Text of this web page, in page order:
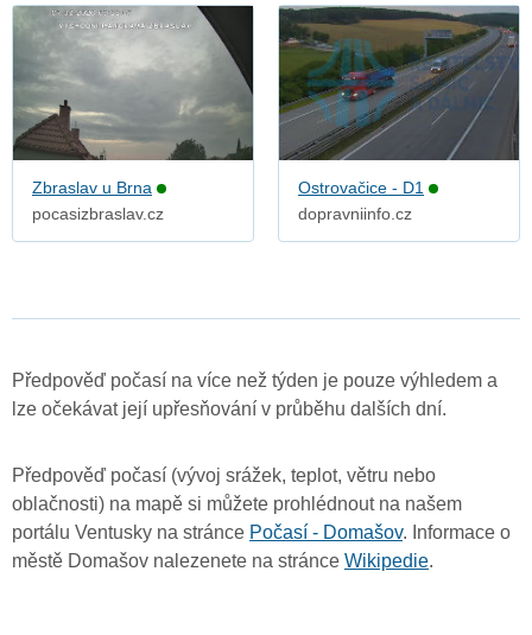
Zbraslav u Brna
pocasizbraslav.cz
Ostrovačice - D1
dopravniinfo.cz
Předpověď počasí na více než týden je pouze výhledem a
lze očekávat její upřesňování v průběhu dalších dní.
Předpověď počasí (vývoj srážek, teplot, větru nebo
oblačnosti) na mapě si můžete prohlédnout na našem
portálu Ventusky na stránce Počasí - Domašov. Informace o
městě Domašov nalezenete na stránce Wikipedie.